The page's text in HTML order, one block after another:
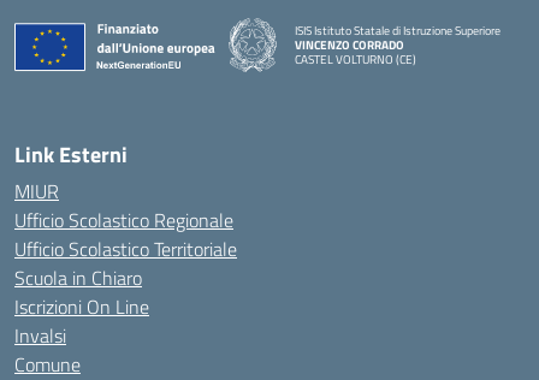
ISIS Istituto Statale di Istruzione Superiore
VINCENZO CORRADO
CASTEL VOLTURNO (CE)
Link Esterni
MIUR
Ufficio Scolastico Regionale
Ufficio Scolastico Territoriale
Scuola in Chiaro
Iscrizioni On Line
Invalsi
Comune